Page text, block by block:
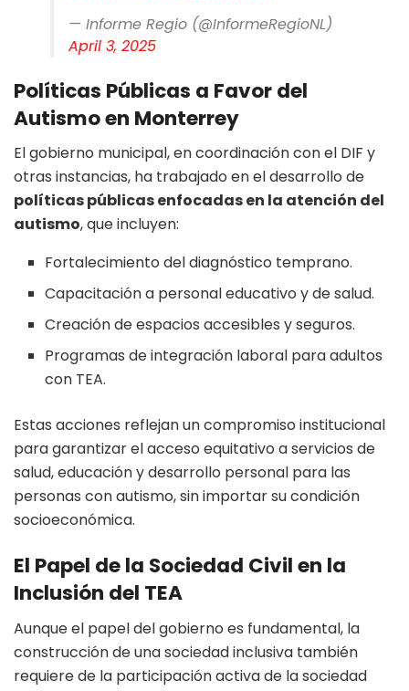
— Informe Regio (@InformeRegioNL)
April 3, 2025
Políticas Públicas a Favor del
Autismo en Monterrey
El gobierno municipal, en coordinación con el DIF y
otras instancias, ha trabajado en el desarrollo de
políticas públicas enfocadas en la atención del
autismo, que incluyen:
Fortalecimiento del diagnóstico temprano.
Capacitación a personal educativo y de salud.
Creación de espacios accesibles y seguros.
Programas de integración laboral para adultos
con TEA.
Estas acciones reflejan un compromiso institucional
para garantizar el acceso equitativo a servicios de
salud, educación y desarrollo personal para las
personas con autismo, sin importar su condición
socioeconómica.
El Papel de la Sociedad Civil en la
Inclusión del TEA
Aunque el papel del gobierno es fundamental, la
construcción de una sociedad inclusiva también
requiere de la participación activa de la sociedad